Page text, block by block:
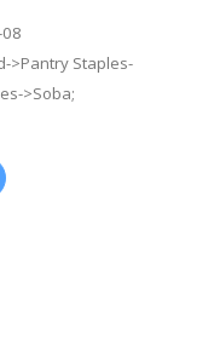
>Pantry Staples-
>Soba;